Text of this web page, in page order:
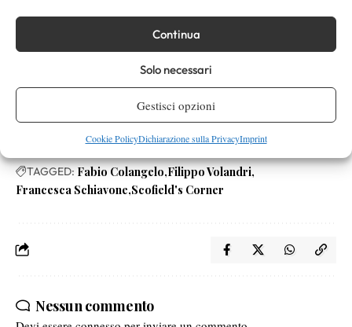
Continua
Solo necessari
Gestisci opzioni
Cookie PolicyDichiarazione sulla PrivacyImprint
TAGGED: Fabio Colangelo Filippo Volandri
Francesca Schiavone Scofield's Corner
Nessun commento